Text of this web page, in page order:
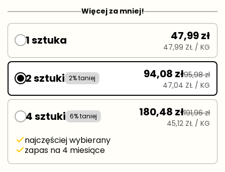
Więcej za mniej!
1 sztuka 47,99 zł
47,99 ZŁ/ KG
2 sztuki 2% taniej 94,08 zł95,98 zł
47,04 ZŁ/ KG
4 sztuki 6% taniej 180,48 zł191,96 zł
45,12 ZŁ/ KG
najczęściej wybierany
zapas na 4 miesiące